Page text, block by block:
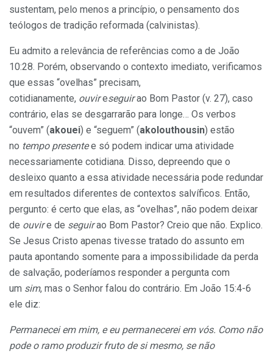
sustentam, pelo menos a princípio, o pensamento dos
teólogos de tradição reformada (calvinistas).
Eu admito a relevância de referências como a de João
10:28. Porém, observando o contexto imediato, verificamos
que essas “ovelhas” precisam,
cotidianamente, ouvireseguirao Bom Pastor (v. 27), caso
contrário, elas se desgarrarão para longe… Os verbos
“ouvem” (akouei) e “seguem” (akolouthousin) estão
no tempo presentee só podem indicar uma atividade
necessariamente cotidiana. Disso, depreendo que o
desleixo quanto a essa atividade necessária pode redundar
em resultados diferentes de contextos salvíficos. Então,
pergunto: é certo que elas, as “ovelhas”, não podem deixar
de ouvire de seguirao Bom Pastor? Creio que não. Explico.
Se Jesus Cristo apenas tivesse tratado do assunto em
pauta apontando somente para a impossibilidade da perda
de salvação, poderíamos responder a pergunta com
um sim, mas o Senhor falou do contrário. Em João 15:4-6
ele diz:
Permanecei em mim, e eu permanecerei em vós. Como não
pode o ramo produzir fruto de si mesmo, se não